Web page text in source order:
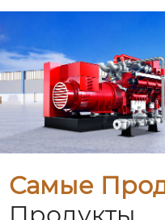
Самые